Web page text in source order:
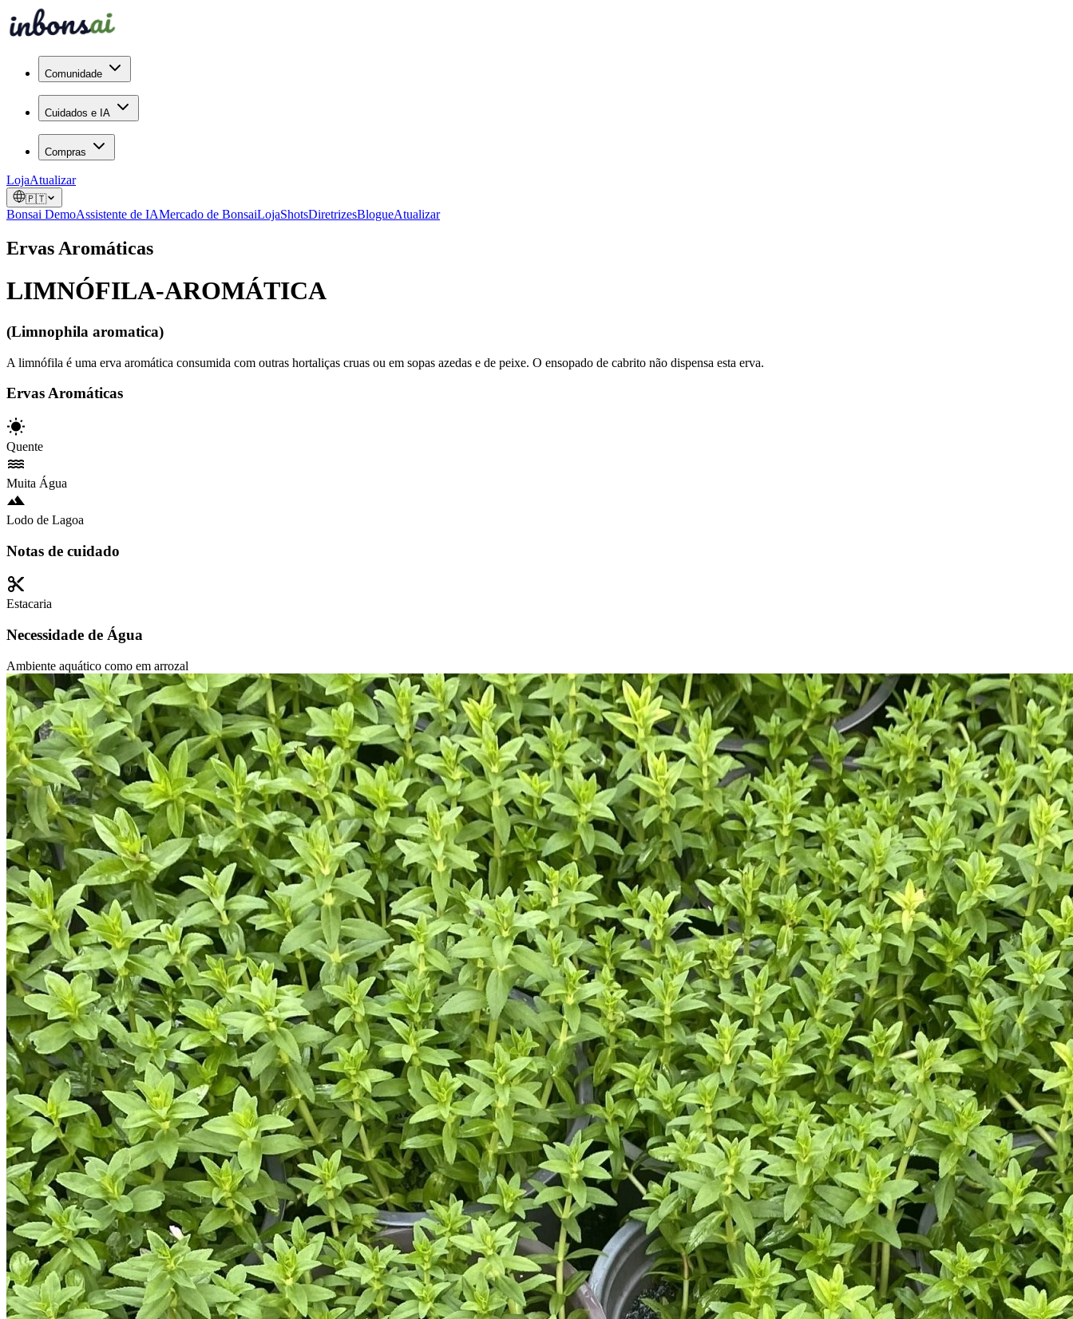
Comunidade
Cuidados e IA
Compras
LojaAtualizar
🇵🇹
Bonsai DemoAssistente de IAMercado de BonsaiLojaShotsDiretrizesBlogueAtualizar
Ervas Aromáticas
LIMNÓFILA-AROMÁTICA
(Limnophila aromatica)
A limnófila é uma erva aromática consumida com outras hortaliças cruas ou em sopas azedas e de peixe. O ensopado de cabrito não dispensa esta erva.
Ervas Aromáticas
Quente
Muita Água
Lodo de Lagoa
Notas de cuidado
Estacaria
Necessidade de Água
Ambiente aquático como em arrozal